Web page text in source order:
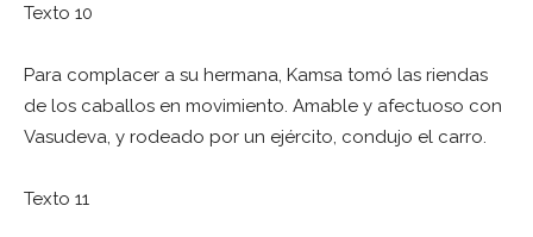
Texto 10
Para complacer a su hermana, Kamsa tomó las riendas
de los caballos en movimiento. Amable y afectuoso con
Vasudeva, y rodeado por un ejército, condujo el carro.
Texto 11